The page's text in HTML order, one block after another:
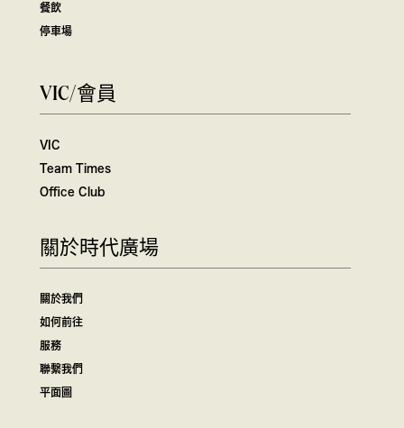
餐飲
停車場
VIC/會員
VIC
Team Times
Office Club
關於時代廣場
關於我們
如何前往
服務
聯繫我們
平面圖